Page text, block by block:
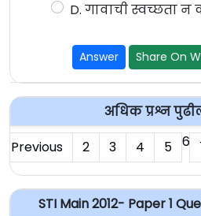
D. गावाची स्वच्छता
Answer Share On
अधिक प्रश्न
Previous
2 3 4 5 6
STI Main 2012- Paper 1